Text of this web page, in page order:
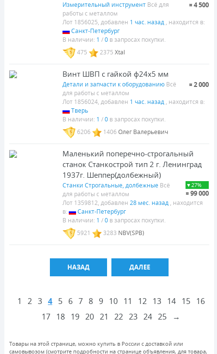
¤ 4 500
Измерительный инструментВсё для
работы с металлом
Лот 1856025, добавлен 1 час. назад , находится в:
Санкт-Петербург
В наличии: 1 /0в запросах покупки.
475
2375 Xtal
Винт ШВП с гайкой ф24х5 мм
¤ 2 000
Детали и запчасти к оборудованиюВсё
для работы с металлом
Лот 1856024, добавлен 1 час. назад , находится в:
Тверь
В наличии: 1 /0в запросах покупки.
6206
1406 Олег Валерьевич
Маленький поперечно-строгальный
станок Станкострой тип 2 г. Ленинград
1937г. Шеппер(долбежный)
▼27%
¤ 99 000
Станки Строгальные, долбежные Всё
для работы с металлом
Лот 1359812, добавлен 28 мес. назад , находится
в:
Санкт-Петербург
В наличии: 1 /0в запросах покупки.
5921
3283 NBV(SPB)
НАЗАД ДАЛЕЕ
1 2 3 4 5 6 7 8 9 10 11 12 13 14 15 16
17 18 19 20 21 22 23 24 25 →
Товары на этой странице, можно купить в России с доставкой или
самовывозом (смотрите подробности на странице объявления, для товара,